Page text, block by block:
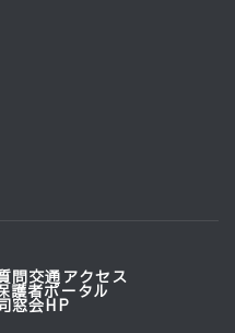
問交通アクセス
護者ポータル
窓会HP